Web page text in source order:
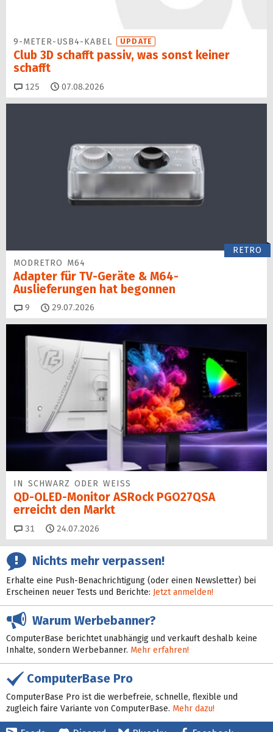
9-METER-USB4-KABEL UPDATE
Club 3D schafft passiv, was sonst keiner
schafft
125 Kommentare
07.08.2026
RETRO
MODRETRO M64
Adapter für TV-Geräte & M64-
Auslieferungen hat begon­nen
9 Kommentare
29.07.2026
IN SCHWARZ ODER WEISS
QD-OLED-Monitor ASRock PGO27QSA
erreicht den Markt
31 Kommentare
24.07.2026
Nichts mehr verpassen!
Erhalte eine Push-Benachrichtigung (oder einen Newsletter) bei
Erscheinen neuer Tests und Berichte: Jetzt anmelden!
Warum Werbebanner?
ComputerBase berichtet unabhängig und verkauft deshalb keine
Inhalte, sondern Werbebanner. Mehr erfahren!
ComputerBase Pro
ComputerBase Pro ist die werbefreie, schnelle, flexible und
zugleich faire Variante von ComputerBase. Mehr dazu!